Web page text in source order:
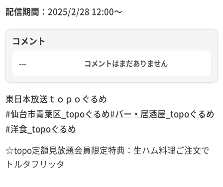
配信期間： 2025/2/28 12:00〜
コメント
--- コメントはまだありません
東日本放送 ｔｏｐｏぐるめ
#仙台市青葉区_topoぐるめ#バー・居酒屋_topoぐるめ
#洋食_topoぐるめ
☆topo定額見放題会員限定特典：生ハム料理ご注文で
トルタフリッタ